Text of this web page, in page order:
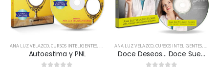
ANA LUZ VELAZCO,CURSOS INTELIGENTES, TODOS LOS PAÍSES
Autoestima y PNL
ANA LUZ VELAZCO,CURSOS INTELIGENTES, TODOS
Doce Deseos… Doce Sueños Cumplidos
Revalidación Certificación Coaching | Center of Education and Leadership